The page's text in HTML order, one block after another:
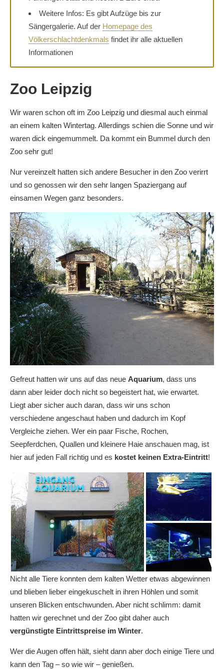
Weitere Infos: Es gibt Aufzüge bis zur
Sängergalerie. Auf der Homepage des
Völkerschlachtdenkmals findet ihr alle aktuellen
Informationen
Zoo Leipzig
Wir waren schon oft im Zoo Leipzig und diesmal auch einmal
an einem kalten Wintertag. Allerdings schien die Sonne und wir
waren dick eingemummelt. Da kommt ein Bummel durch den
Zoo sehr gut!
Nur vereinzelt hatten sich andere Besucher in den Zoo verirrt
und so genossen wir den sehr langen Spaziergang auf
einsamen Wegen ganz besonders.
Gefreut hatten wir uns auf das neue Aquarium, dass uns
dann aber leider doch nicht so begeistert hat, wie erwartet.
Liegt aber sicher auch daran, dass wir uns schon
verschiedene angeschaut haben und dadurch im Kopf
Vergleiche ziehen. Wer ein paar Fische, Rochen,
Seepferdchen, Quallen und kleinere Haie anschauen mag, ist
hier auf jeden Fall richtig und es kostet keinen Extra-Eintritt!
Nicht alle Tiere konnten dem kalten Wetter etwas abgewinnen
und blieben lieber eingekuschelt in ihren Höhlen und somit
unseren Blicken entschwunden. Aber nicht schlimm: damit
hatten wir gerechnet und der Zoo gibt daher auch
vergünstigte Eintrittspreise im Winter.
Wer die Augen offen hält, sieht dann aber doch einige Tiere und
kann den Tag – so wie wir – genießen.